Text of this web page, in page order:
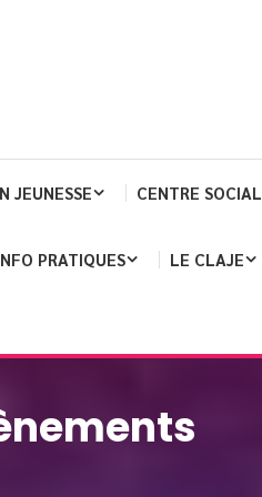
JEUNESSE CENTRE SOCIAL
PRATIQUES LE CLAJE